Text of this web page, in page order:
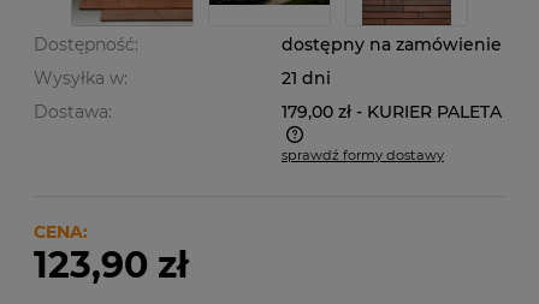
Dostępność:
dostępny na zamówienie
Wysyłka w:
21 dni
Dostawa:
179,00 zł - KURIER PALETA
Cena nie zawiera ewentualnych kosztów płatności
sprawdź formy dostawy
CENA:
123,90 zł